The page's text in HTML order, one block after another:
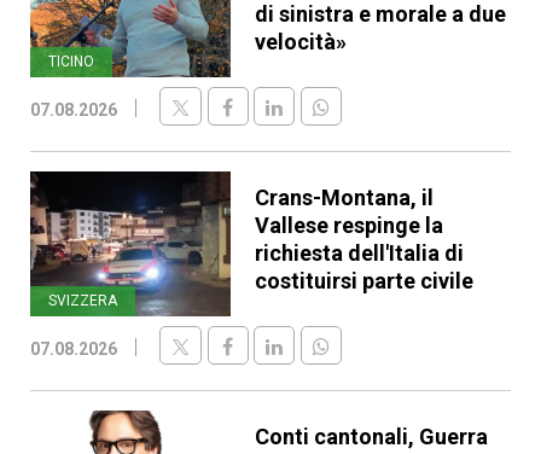
TICINO
di sinistra e morale a due
velocità»
07.08.2026
SVIZZERA
Crans-Montana, il
Vallese respinge la
richiesta dell'Italia di
costituirsi parte civile
07.08.2026
Conti cantonali, Guerra